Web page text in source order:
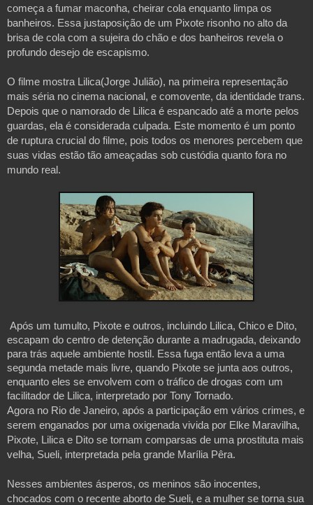
começa a fumar maconha, cheirar cola enquanto limpa os
banheiros. Essa justaposição de um Pixote risonho no alto da
brisa de cola com a sujeira do chão e dos banheiros revela o
profundo desejo de escapismo.
O filme mostra Lilica(Jorge Julião), na primeira representação
mais séria no cinema nacional, e comovente, da identidade trans.
Depois que o namorado de Lilica é espancado até a morte pelos
guardas, ela é considerada culpada. Este momento é um ponto
de ruptura crucial do filme, pois todos os menores percebem que
suas vidas estão tão ameaçadas sob custódia quanto fora no
mundo real.
Após um tumulto, Pixote e outros, incluindo Lilica, Chico e Dito,
escapam do centro de detenção durante a madrugada, deixando
para trás aquele ambiente hostil. Essa fuga então leva a uma
segunda metade mais livre, quando Pixote se junta aos outros,
enquanto eles se envolvem com o tráfico de drogas com um
facilitador de Lilica, interpretado por Tony Tornado.
Agora no Rio de Janeiro, após a participação em vários crimes, e
serem enganados por uma oxigenada vivida por Elke Maravilha,
Pixote, Lilica e Dito se tornam comparsas de uma prostituta mais
velha, Sueli, interpretada pela grande Marília Pêra.
Nesses ambientes ásperos, os meninos são inocentes,
chocados com o recente aborto de Sueli, e a mulher se torna sua